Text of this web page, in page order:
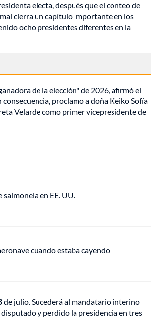
electa, después que el conteo de
cierra un capítulo importante en los
ocho presidentes diferentes en la
de la elección" de 2026, afirmó el
proclamo a doña Keiko Sofía
Velarde como primer vicepresidente de
en EE. UU.
cuando estaba cayendo
de julio. Sucederá al mandatario interino
y perdido la presidencia en tres